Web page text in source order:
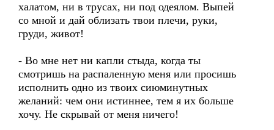
халатом, ни в трусах, ни под одеялом. Выпей
со мной и дай облизать твои плечи, руки,
груди, живот!
- Во мне нет ни капли стыда, когда ты
смотришь на распаленную меня или просишь
исполнить одно из твоих сиюминутных
желаний: чем они истиннее, тем я их больше
хочу. Не скрывай от меня ничего!